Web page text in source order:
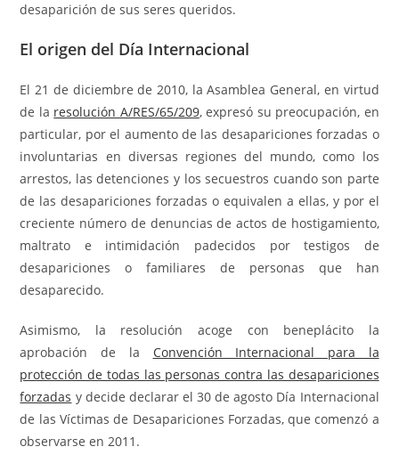
desaparición de sus seres queridos.
El origen del Día Internacional
El 21 de diciembre de 2010, la Asamblea General, en virtud
de la resolución A/RES/65/209, expresó su preocupación, en
particular, por el aumento de las desapariciones forzadas o
involuntarias en diversas regiones del mundo, como los
arrestos, las detenciones y los secuestros cuando son parte
de las desapariciones forzadas o equivalen a ellas, y por el
creciente número de denuncias de actos de hostigamiento,
maltrato e intimidación padecidos por testigos de
desapariciones o familiares de personas que han
desaparecido.
Asimismo, la resolución acoge con beneplácito la
aprobación de la Convención Internacional para la
protección de todas las personas contra las desapariciones
forzadas y decide declarar el 30 de agosto Día Internacional
de las Víctimas de Desapariciones Forzadas, que comenzó a
observarse en 2011.